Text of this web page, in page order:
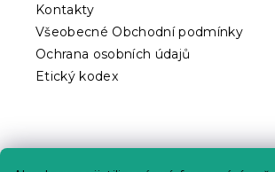
Kontakty
Všeobecné Obchodní podmínky
Ochrana osobních údajů
Etický kodex